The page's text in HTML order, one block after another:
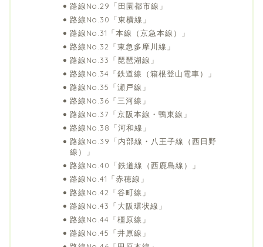
路線No.29「田園都市線」
路線No.30「東横線」
路線No.31「本線（京急本線）」
路線No.32「東急多摩川線」
路線No.33「琵琶湖線」
路線No.34「鉄道線（箱根登山電車）」
路線No.35「瀬戸線」
路線No.36「三河線」
路線No.37「京阪本線・鴨東線」
路線No.38「河和線」
路線No.39「内部線・八王子線（西日野
線）」
路線No.40「鉄道線（西鹿島線）」
路線No.41「赤穂線」
路線No.42「谷町線」
路線No.43「大阪環状線」
路線No.44「橿原線」
路線No.45「井原線」